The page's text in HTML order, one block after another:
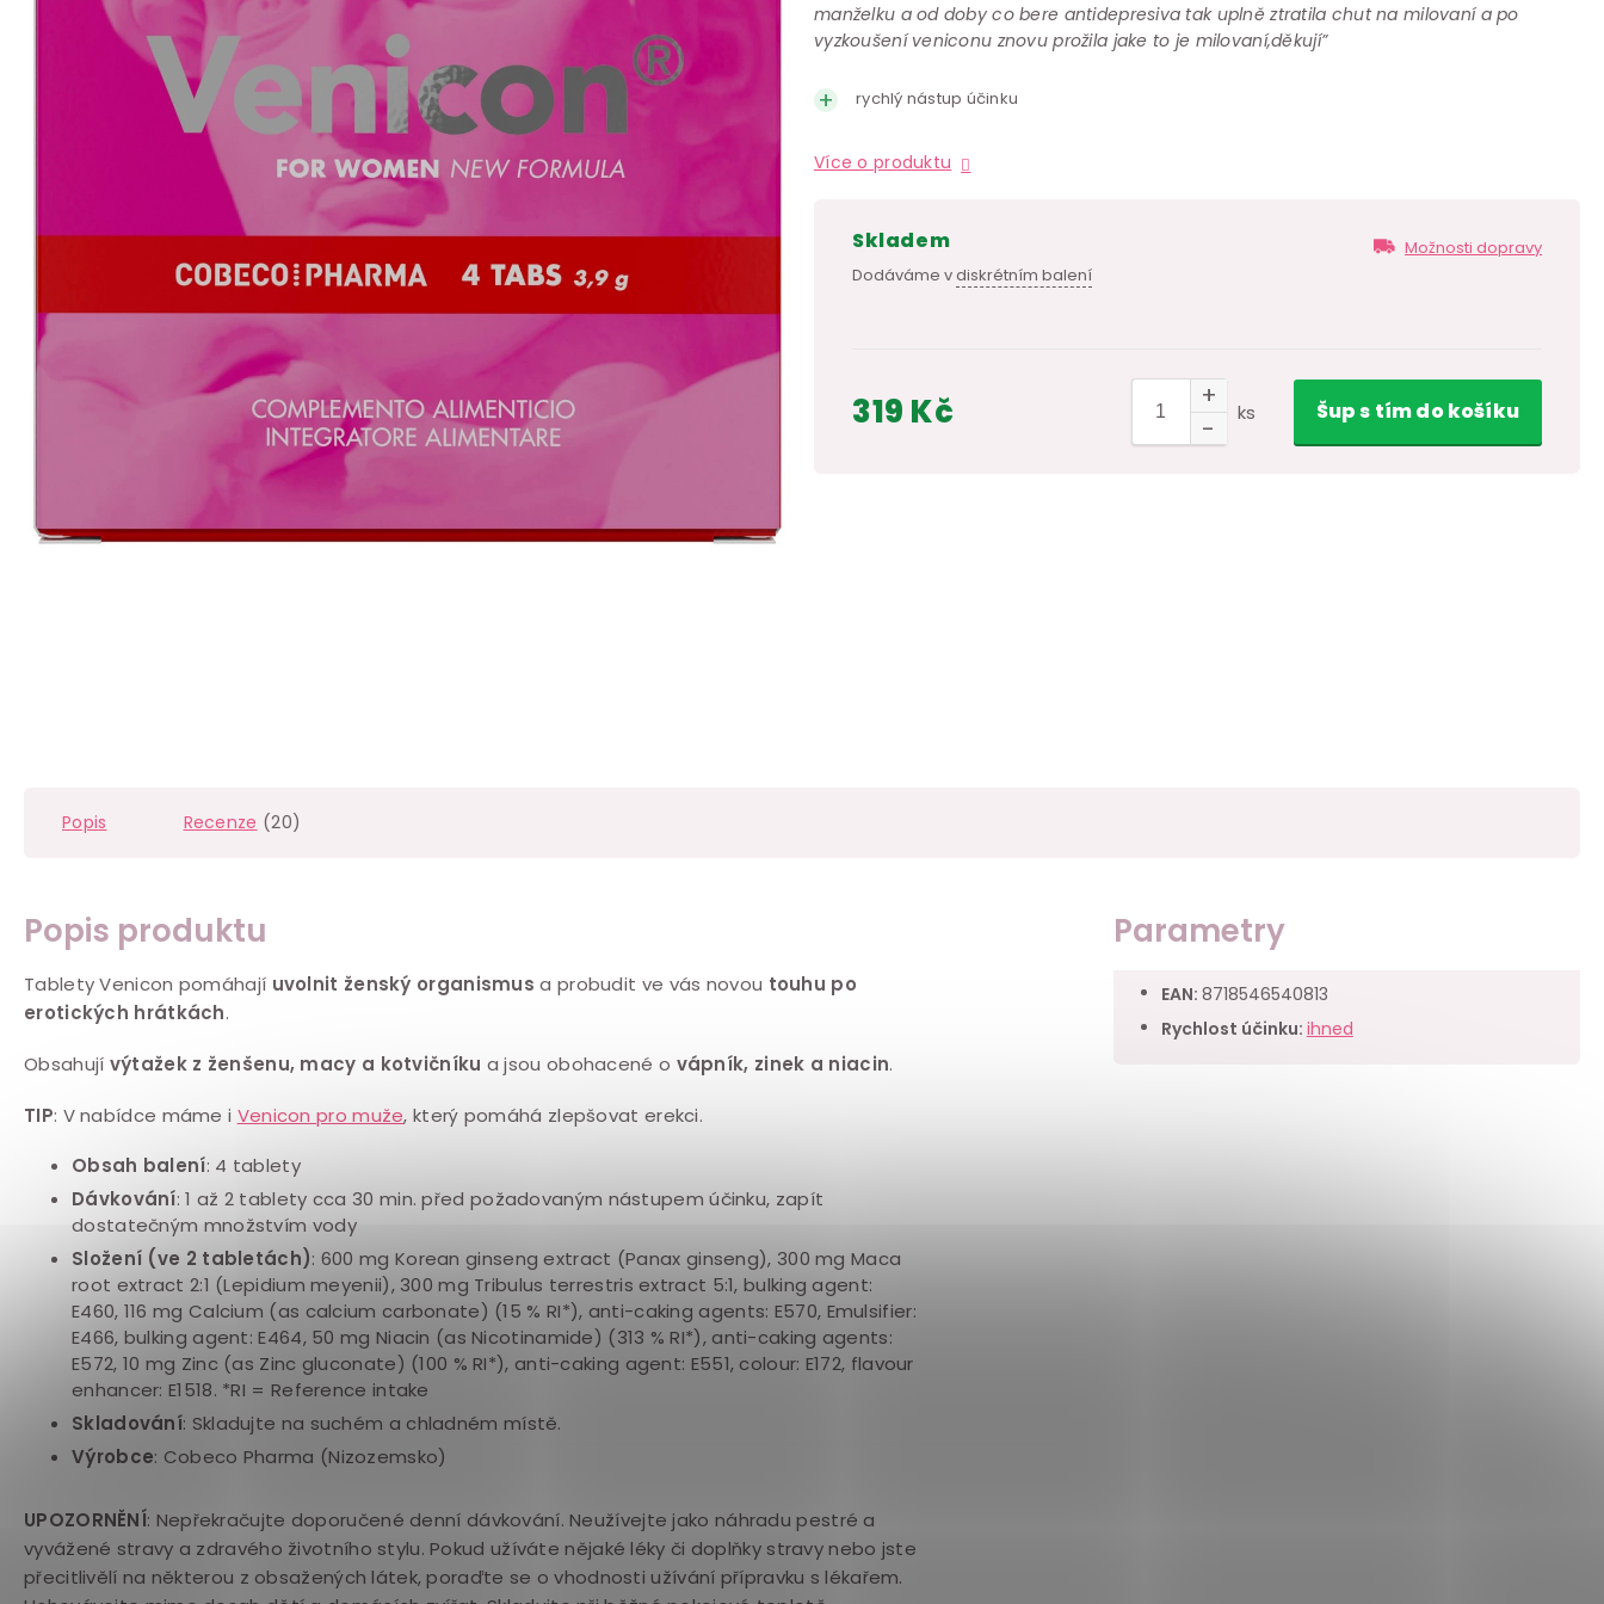
manželku a od doby co bere antidepresiva tak uplně ztratila chut na milovaní a po
vyzkoušení veniconu znovu prožila jake to je milovaní,děkují”
rychlý nástup účinku
Více o produktu
skladem
Dodáváme vdiskrétním balení
Možnosti dopravy
319 Kč ks Šups tímdo košíku
Popis Recenze (20)
Popis produktu
Tablety Venicon pomáhají uvolnit ženský organismus a probudit ve vás novou touhu po
erotických hrátkách.
Obsahují výtažek z ženšenu, macy a kotvičníku a jsou obohacené o vápník, zinek a niacin.
TIP: V nabídce máme i Venicon pro muže, který pomáhá zlepšovat erekci.
Obsah balení: 4 tablety
Dávkování: 1 až 2 tablety cca 30 min. před požadovaným nástupem účinku, zapít
dostatečným množstvím vody
Složení (ve 2 tabletách): 600 mg Korean ginseng extract (Panax ginseng), 300 mg Maca
root extract 2:1 (Lepidium meyenii), 300 mg Tribulus terrestris extract 5:1, bulking agent:
E460, 116 mg Calcium (as calcium carbonate) (15 % RI*), anti-caking agents: E570, Emulsifier:
E466, bulking agent: E464, 50 mg Niacin (as Nicotinamide) (313 % RI*), anti-caking agents:
E572, 10 mg Zinc (as Zinc gluconate) (100 % RI*), anti-caking agent: E551, colour: E172, flavour
enhancer: E1518. *RI = Reference intake
Skladování: Skladujte na suchém a chladném místě.
Výrobce: Cobeco Pharma (Nizozemsko)
UPOZORNĚNÍ: Nepřekračujte doporučené denní dávkování. Neužívejte jako náhradu pestré a
vyvážené stravy a zdravého životního stylu. Pokud užíváte nějaké léky či doplňky stravy nebo jste
přecitlivělí na některou z obsažených látek, poraďte se o vhodnosti užívání přípravku s lékařem.
Parametry
EAN: 8718546540813
Rychlost účinku: ihned